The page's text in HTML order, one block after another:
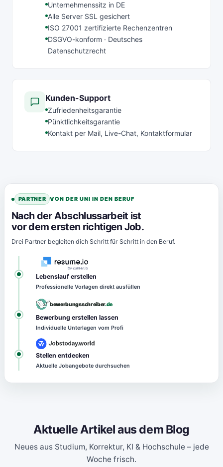
Unternehmenssitz in DE
Alle Server SSL gesichert
ISO 27001 zertifizierte Rechenzentren
DSGVO-konform · Deutsches
Datenschutzrecht
Kunden-Support
Zufriedenheitsgarantie
Pünktlichkeitsgarantie
Kontakt per Mail, Live-Chat, Kontaktformular
PARTNER VON DER UNI IN DEN BERUF
Nach der Abschlussarbeit ist
vor dem ersten richtigen Job.
Drei Partner begleiten dich Schritt für Schritt in den Beruf.
Lebenslauf erstellen
Professionelle Vorlagen direkt ausfüllen
bewerbungsschreiber.de
Bewerbung erstellen lassen
Individuelle Unterlagen vom Profi
Stellen entdecken
Aktuelle Jobangebote durchsuchen
Aktuelle Artikel aus dem Blog
Neues aus Studium, Korrektur, KI & Hochschule – jede
Woche frisch.